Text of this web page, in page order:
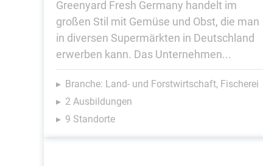
Greenyard Fresh Germany handelt im
großen Stil mit Gemüse und Obst, die man
in diversen Supermärkten in Deutschland
erwerben kann. Das Unternehmen...
Branche: Land- und Forstwirtschaft, Fischerei
2 Ausbildungen
9 Standorte